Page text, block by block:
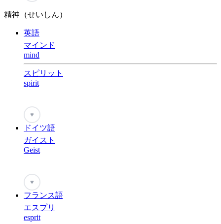
精神（せいしん）
英語
マインド
mind
スピリット
spirit
♥
ドイツ語
ガイスト
Geist
♥
フランス語
エスプリ
esprit